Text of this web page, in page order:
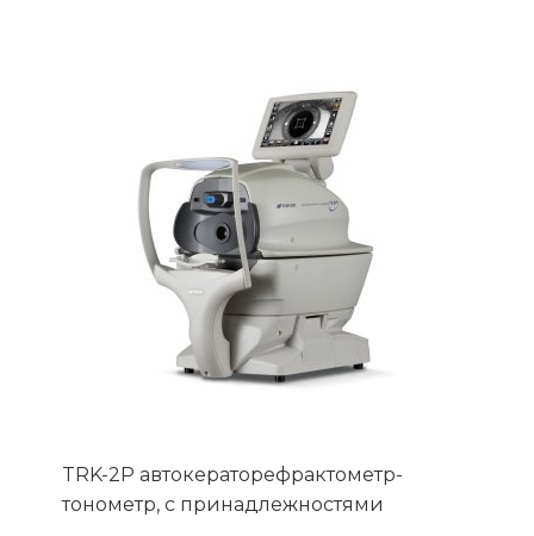
TRK-2P автокераторефрактометр-
тонометр, с принадлежностями